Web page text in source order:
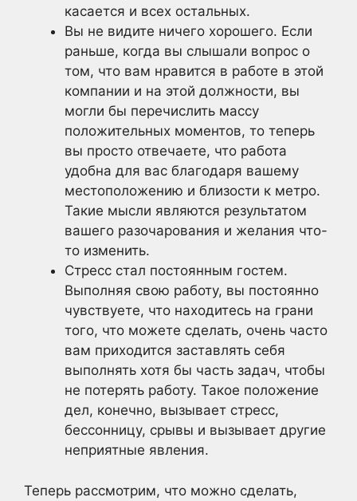
касается и всех остальных.
Вы не видите ничего хорошего. Если
раньше, когда вы слышали вопрос о
том, что вам нравится в работе в этой
компании и на этой должности, вы
могли бы перечислить массу
положительных моментов, то теперь
вы просто отвечаете, что работа
удобна для вас благодаря вашему
местоположению и близости к метро.
Такие мысли являются результатом
вашего разочарования и желания что-
то изменить.
Стресс стал постоянным гостем.
Выполняя свою работу, вы постоянно
чувствуете, что находитесь на грани
того, что можете сделать, очень часто
вам приходится заставлять себя
выполнять хотя бы часть задач, чтобы
не потерять работу. Такое положение
дел, конечно, вызывает стресс,
бессонницу, срывы и вызывает другие
неприятные явления.
Теперь рассмотрим, что можно сделать,